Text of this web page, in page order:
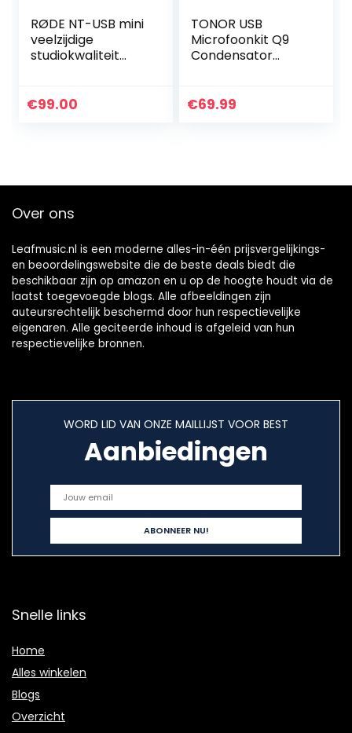
RØDE NT-USB mini
veelzijdige
studiokwaliteit
gratis software
€99.00
TONOR USB
Microfoonkit Q9
Condensator
Microfoon voor
€69.99
Over ons
Leafmusic.nl is een moderne alles-in-één prijsvergelijkings-
en beoordelingswebsite die de beste deals biedt die
beschikbaar zijn op amazon en u op de hoogte houdt via de
laatst toegevoegde blogs. Alle afbeeldingen zijn
auteursrechtelijk beschermd door hun respectievelijke
eigenaren. Alle geciteerde inhoud is afgeleid van hun
respectievelijke bronnen.
WORD LID VAN ONZE MAILLIJST VOOR BEST
Aanbiedingen
Snelle links
Home
Alles winkelen
Blogs
Overzicht